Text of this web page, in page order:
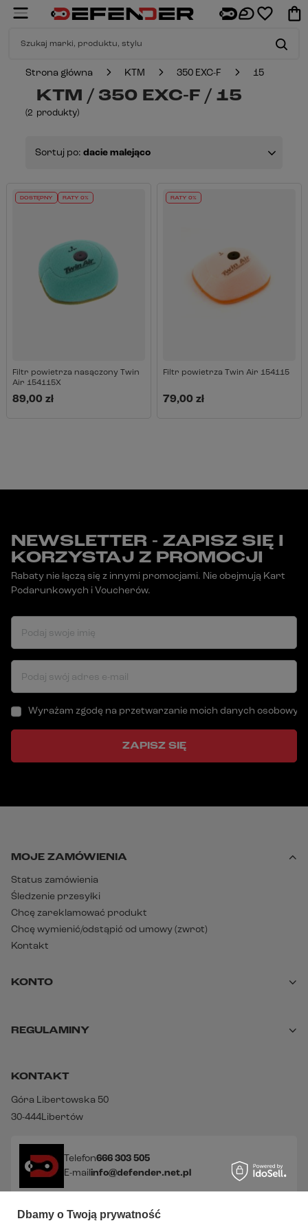
Strona główna KTM 350 EXC-F 15
KTM / 350 EXC-F / 15
(2 produkty)
Sortuj po: dacie malejąco
DOSTĘPNY RATY 0%
Filtr powietrza nasączony Twin
Air 154115X
89,00 zł
RATY 0%
Filtr powietrza Twin Air 154115
79,00 zł
NEWSLETTER - ZAPISZ SIĘ I
KORZYSTAJ Z PROMOCJI
Rabaty nie łączą się z innymi promocjami. Nie obejmują Kart
Podarunkowych i Voucherów.
Podaj swoje imię
Podaj swój adres e-mail
Wyrażam zgodę na przetwarzanie moich danych
ZAPISZ SIĘ
MOJE ZAMÓWIENIA
Status zamówienia
Śledzenie przesyłki
Chcę zareklamować produkt
Chcę wymienić/odstąpić od umowy (zwrot)
Kontakt
KONTO
REGULAMINY
KONTAKT
Góra Libertowska 50
30-444Libertów
Telefon666 303 505
E-mailinfo@defender.net.pl
Dbamy o Twoją prywatność